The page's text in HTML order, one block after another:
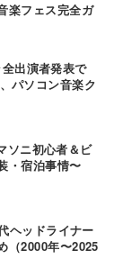
楽フェス完全ガ
出演者発表で
パソコン音楽ク
ソニ初心者＆ビ
・宿泊事情〜
ヘッドライナー
（2000年〜2025